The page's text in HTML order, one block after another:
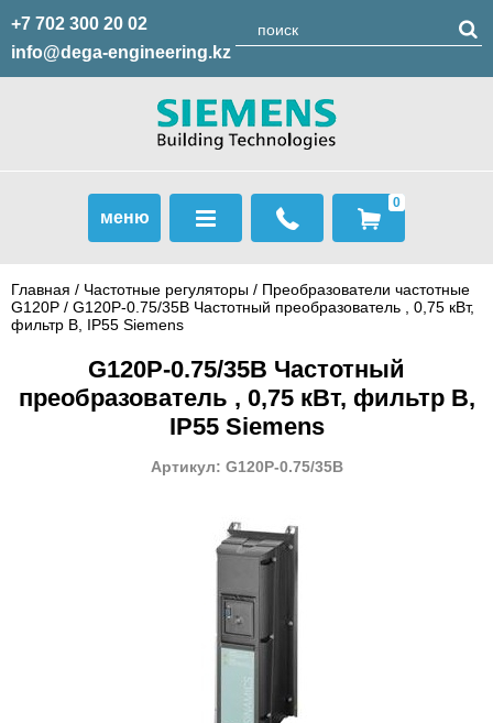
+7 702 300 20 02
info@dega-engineering.kz
меню
0
Главная / Частотные регуляторы / Преобразователи частотные
G120P / G120P-0.75/35B Частотный преобразователь , 0,75 кВт,
фильтр B, IP55 Siemens
G120P-0.75/35B Частотный
преобразователь , 0,75 кВт, фильтр B,
IP55 Siemens
Артикул: G120P-0.75/35B